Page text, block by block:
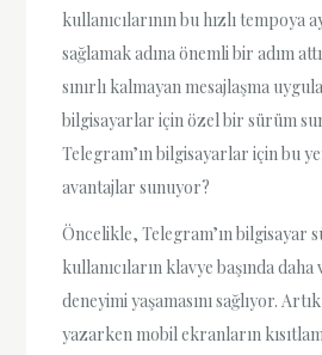
kullanıcılarının bu hızlı tempoya
sağlamak adına önemli bir adım
sınırlı kalmayan mesajlaşma
bilgisayarlar için özel bir sürüm
Telegram’ın bilgisayarlar için bu
avantajlar sunuyor?
Öncelikle, Telegram’ın bilgisayar
kullanıcıların klavye başında
deneyimi yaşamasını sağlıyor.
yazarken mobil ekranların